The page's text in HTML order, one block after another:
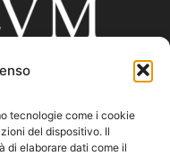
tecnologie come i cookie
del dispositivo. Il
di elaborare dati come il